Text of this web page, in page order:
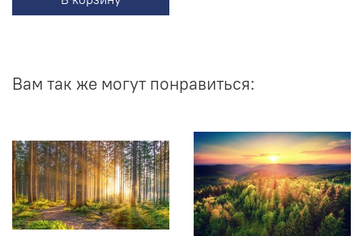
Вам так же могут понравиться: